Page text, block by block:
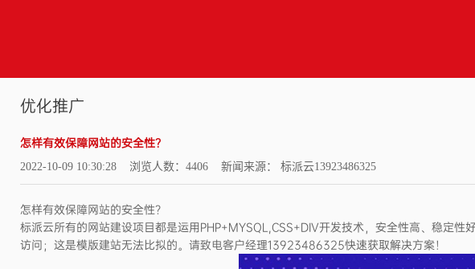
优化推广
怎样有效保障网站的安全性？
2022-10-09 10:30:28 浏览人数：4406 新闻来源： 标派云13923486325
怎样有效保障网站的安全性？
标派云所有的网站建设项目都是运用PHP+MYSQL,CSS+DIV开发技术，安全性高、稳定
访问；这是模版建站无法比拟的。请致电客户经理13923486325快速获取解决方案！